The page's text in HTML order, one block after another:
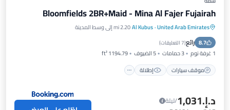
Bloomfields 2BR+Maid - Mina Al Fajer Fujairah
United Arab Emirates
·
Al Kubus2.20 mi إلى وسط المدينة
8.7 رائع(7 التعليقات )
1 غرفة نوم 3 حمامات 5 الضيوف
1194.79 ft²
موقف سيارات
إطلالة
موقف سيارات إطلالة
مكيف هواء
إنترنت
د.إ.‏1,031
/ليلة